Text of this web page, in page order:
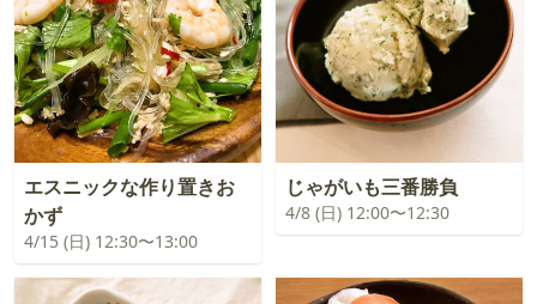
エスニックな作り置きお
かず
4/15 (日) 12:30〜13:00
じゃがいも三番勝負
4/8 (日) 12:00〜12:30